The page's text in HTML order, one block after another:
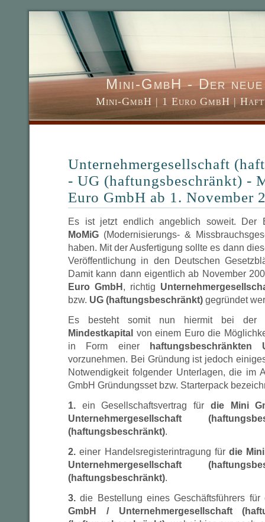
Mini-GmbH - Der
Mini-GmbH | 1 Euro GmbH |
Unternehmergesellschaft
- UG (haftungsbeschränkt) -
Euro GmbH ab 1. November
Es ist jetzt endlich angeblich soweit. Der
MoMiG (Modernisierungs- &
haben. Mit der Ausfertigung sollte es dann
Veröffentlichung in den Deutschen
Damit kann dann eigentlich ab November
Euro GmbH , richtig
bzw. UG (haftungsbeschränkt) gegründet
Es besteht somit nun hiermit bei der
Mindestkapital von einem Euro die
in Form einer
haftungsbeschränkten
vorzunehmen. Bei Gründung ist jedoch
Notwendigkeit folgender Unterlagen, die im
GmbH Gründungsset bzw. Starterpack
1. ein Gesellschaftsvertrag für die Mini
Unternehmergesellschaft
(haftungsbeschränkt).
2.einer Handelsregisterintragung fürdie Mini
Unternehmergesellschaft
(haftungsbeschränkt).
3.die Bestellung eines Geschäftsführers für
GmbH / Unternehmergesellschaft